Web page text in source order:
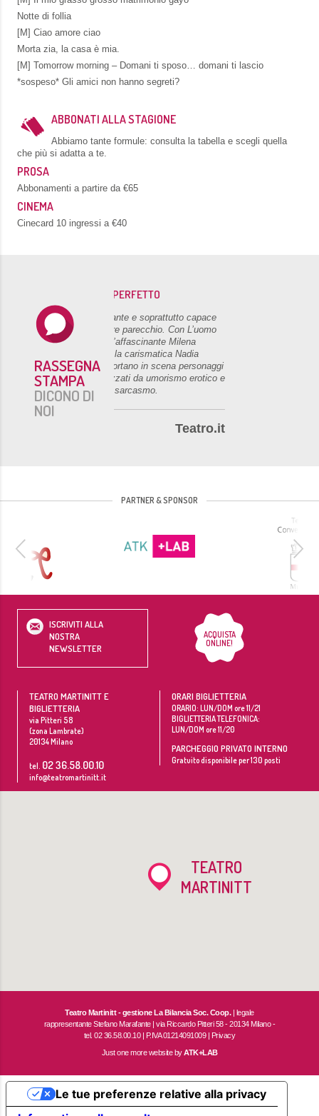
Notte di follia
[M] Ciao amore ciao
Morta zia, la casa è mia.
[M] Tomorrow morning – Domani ti sposo… domani ti lascio
*sospeso* Gli amici non hanno segreti?
ABBONATI ALLA STAGIONE
Abbiamo tante formule: consulta la tabella e scegli quella
che più si adatta a te.
PROSA
Abbonamenti a partire da €65
CINEMA
Cinecard 10 ingressi a €40
RASSEGNA
STAMPA
DICONO DI
NOI
L’UOMO PERFETTO
Accattivante e soprattutto capace
di divertire parecchio. Con L’uomo
perfetto l’affascinante Milena
Miconi e la carismatica Nadia
Rinaldi portano in scena personaggi
caratterizzati da umorismo erotico e
tagliente sarcasmo.
Teatro.it
PARTNER & SPONSOR
ISCRIVITI ALLA
NOSTRA
NEWSLETTER
ACQUISTA
ONLINE!
TEATRO MARTINITT E
BIGLIETTERIA
via Pitteri 58
(zona Lambrate)
20134Milano
tel. 02 36.58.00.10
info@teatromartinitt.it
ORARI BIGLIETTERIA
ORARIO: LUN/DOM ore 11/21
BIGLIETTERIA TELEFONICA:
LUN/DOM ore 11/20
PARCHEGGIO PRIVATO INTERNO
Gratuito disponibile per 130 posti
TEATRO
MARTINITT
Teatro Martinitt - gestione La Bilancia Soc. Coop.| legale
rappresentante Stefano Marafante | via Riccardo Pitteri 58 - 20134 Milano -
tel. 02 36.58.00.10 | P.IVA 01214091009 | Privacy
Just one more website byATK+LAB
Le tue preferenze relative alla privacy